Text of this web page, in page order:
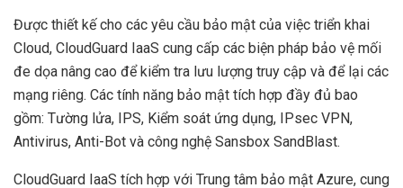
Được thiết kế cho các yêu cầu bảo mật của việc triển khai
Cloud, CloudGuard IaaS cung cấp các biện pháp bảo vệ mối
đe dọa nâng cao để kiểm tra lưu lượng truy cập và để lại các
mạng riêng. Các tính năng bảo mật tích hợp đầy đủ bao
gồm: Tường lửa, IPS, Kiểm soát ứng dụng, IPsec VPN,
Antivirus, Anti-Bot và công nghệ Sansbox SandBlast.
CloudGuard IaaS tích hợp với Trung tâm bảo mật Azure, cung